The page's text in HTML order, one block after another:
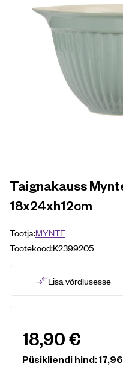
Taignakauss
18x24xh12cm
Tootja:MYNTE
Tootekood:K2399205
Lisa võrdlusesse
18,90€
Püsikliendi hind:17,96